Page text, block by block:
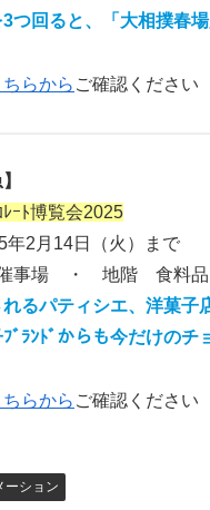
つ回ると、「大相撲春
ちらから ご確認ください
ﾚｰﾄ博覧会2025
年2月14日（火）まで
催事場 ・ 地階 食料品
るパティシエ、洋菓子
ﾞﾗﾝﾄﾞからも今だけのチ
ちらから ご確認ください
ーション